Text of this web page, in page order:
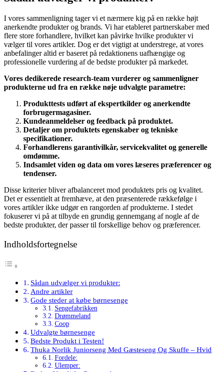
I vores sammenligning tager vi et nærmere kig på en række højt
anerkendte produkter og brands. Vi har etableret partnerskaber med
flere store forhandlere, hvilket kan påvirke hvilke produkter vi
vælger til vores artikler. Dog er det vigtigt at understrege, at vores
anbefalinger altid er baseret på redaktionens uafhængige og
professionelle vurdering af de bedste produkter på markedet.
Vores dedikerede research-team vurderer og sammenligner
produkterne ud fra en række nøje udvalgte parametre:
Produkttests udført af ekspertkilder og anerkendte
forbrugermagasiner.
Kundeanmeldelser og feedback på produktet.
Detaljer om produktets egenskaber og tekniske
specifikationer.
Forhandlerens garantivilkår, servicekvalitet og generelle
omdømme.
Indsamlet viden og data om vores læseres præferencer og
tendenser.
Disse kriterier bliver afbalanceret mod produktets pris og kvalitet.
Det er essentielt at fremhæve, at den præsenterede rækkefølge i
vores artikler ikke udgør en rangorden af produkterne. I stedet
fokuserer vi på at tilbyde en grundig gennemgang af nogle af de
bedste produkter, der passer til forskellige behov og præferencer.
Indholdsfortegnelse
Sådan udvælger vi produkter:
Andre artikler
Gode steder at købe børnesenge
Sengefabrikken
Drømmeland
Coop
Udvalgte børnesenge
Bedste Produkt i Testen!
Thuka Norlik Juniorseng Med Gæsteseng Og Skuffe – Hvid
Fordele:
Ulemper: